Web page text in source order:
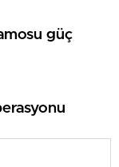
güç